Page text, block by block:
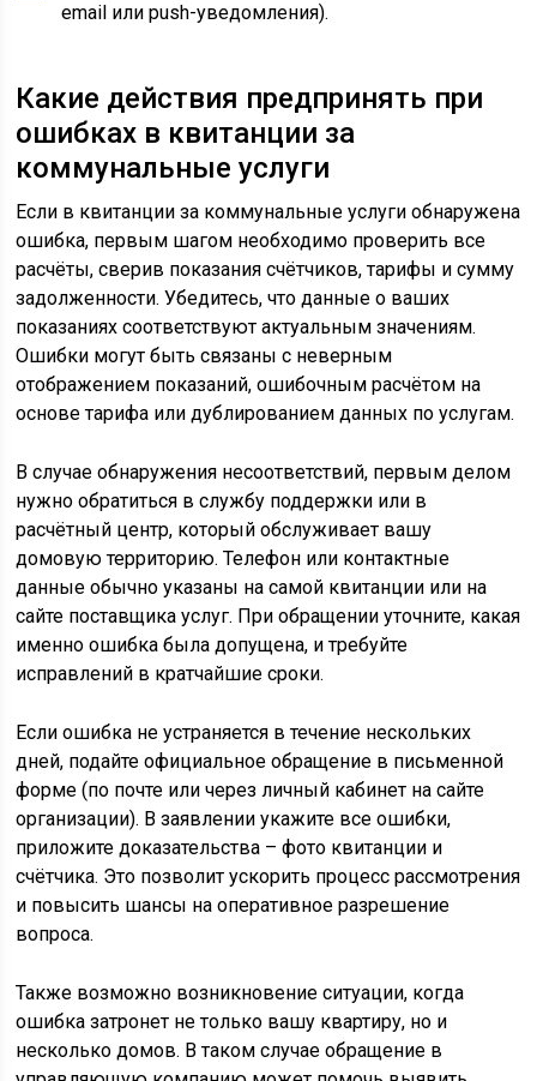
email или push-уведомления).
Какие действия предпринять при
ошибках в квитанции за
коммунальные услуги
Если в квитанции за коммунальные услуги обнаружена
ошибка, первым шагом необходимо проверить все
расчёты, сверив показания счётчиков, тарифы и сумму
задолженности. Убедитесь, что данные о ваших
показаниях соответствуют актуальным значениям.
Ошибки могут быть связаны с неверным
отображением показаний, ошибочным расчётом на
основе тарифа или дублированием данных по услугам.
В случае обнаружения несоответствий, первым делом
нужно обратиться в службу поддержки или в
расчётный центр, который обслуживает вашу
домовую территорию. Телефон или контактные
данные обычно указаны на самой квитанции или на
сайте поставщика услуг. При обращении уточните, какая
именно ошибка была допущена, и требуйте
исправлений в кратчайшие сроки.
Если ошибка не устраняется в течение нескольких
дней, подайте официальное обращение в письменной
форме (по почте или через личный кабинет на сайте
организации). В заявлении укажите все ошибки,
приложите доказательства – фото квитанции и
счётчика. Это позволит ускорить процесс рассмотрения
и повысить шансы на оперативное разрешение
вопроса.
Также возможно возникновение ситуации, когда
ошибка затронет не только вашу квартиру, но и
несколько домов. В таком случае обращение в